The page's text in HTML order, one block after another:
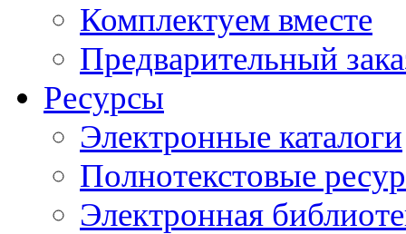
Комплектуем вместе
Предварительный
Ресурсы
Электронные каталоги
Полнотекстовые
Электронная